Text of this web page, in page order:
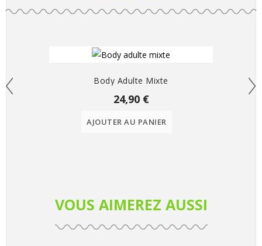
Body Adulte Mixte
24,90 €
AJOUTER AU PANIER
VOUS AIMEREZ AUSSI